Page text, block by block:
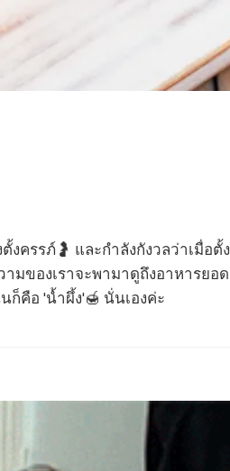
รรภ์🤰 และกำลังกังวลว่าเมื่อตั้ง
มของเราจะพามาดูถึงอาหารยอด
ก็คือ 'น้ำผึ้ง'🍯 นั่นเองค่ะ